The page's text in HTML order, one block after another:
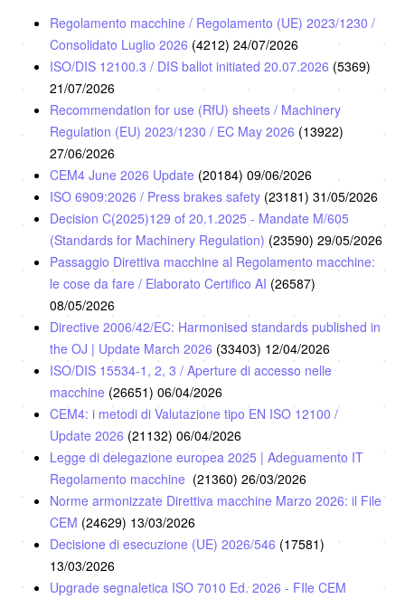
Regolamento macchine / Regolamento (UE) 2023/1230 /
Consolidato Luglio 2026 (4212) 24/07/2026
ISO/DIS 12100.3 / DIS ballot initiated 20.07.2026 (5369)
21/07/2026
Recommendation for use (RfU) sheets / Machinery
Regulation (EU) 2023/1230 / EC May 2026 (13922)
27/06/2026
CEM4 June 2026 Update (20184) 09/06/2026
ISO 6909:2026 / Press brakes safety (23181) 31/05/2026
Decision C(2025)129 of 20.1.2025 - Mandate M/605
(Standards for Machinery Regulation) (23590) 29/05/2026
Passaggio Direttiva macchine al Regolamento macchine:
le cose da fare / Elaborato Certifico AI (26587)
08/05/2026
Directive 2006/42/EC: Harmonised standards published in
the OJ | Update March 2026 (33403) 12/04/2026
ISO/DIS 15534-1, 2, 3 / Aperture di accesso nelle
macchine (26651) 06/04/2026
CEM4: i metodi di Valutazione tipo EN ISO 12100 /
Update 2026 (21132) 06/04/2026
Legge di delegazione europea 2025 | Adeguamento IT
Regolamento macchine (21360) 26/03/2026
Norme armonizzate Direttiva macchine Marzo 2026: il File
CEM (24629) 13/03/2026
Decisione di esecuzione (UE) 2026/546 (17581)
13/03/2026
Upgrade segnaletica ISO 7010 Ed. 2026 - FIle CEM